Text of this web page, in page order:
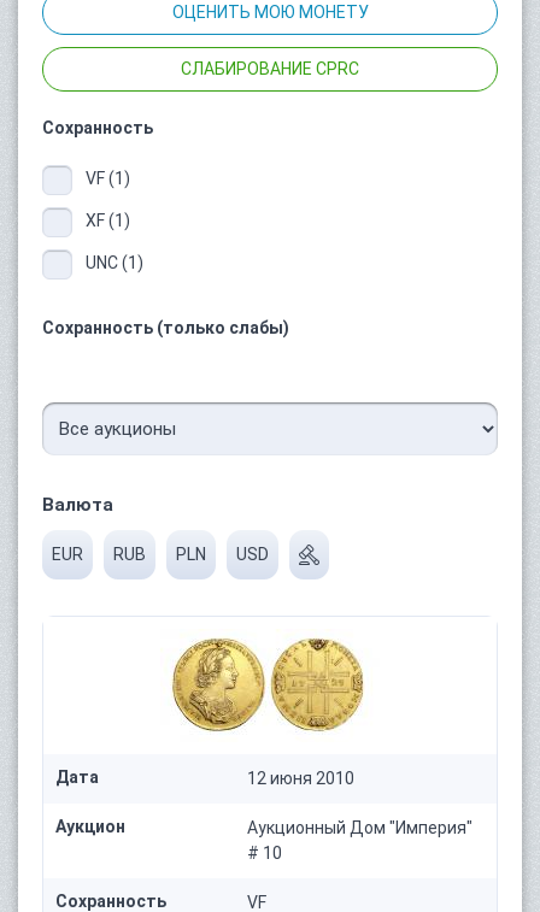
ОЦЕНИТЬ МОЮ МОНЕТУ
СЛАБИРОВАНИЕ CPRC
Сохранность
VF (1)
XF (1)
UNC (1)
Сохранность (только слабы)
Валюта
EUR RUB PLN USD
Дата 12 июня 2010
Аукцион
Аукционный Дом "Империя"
# 10
Сохранность VF